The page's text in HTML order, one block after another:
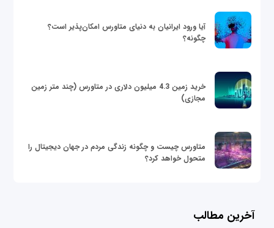
آیا ورود ایرانیان به دنیای متاورس امکان‌پذیر است؟
چگونه؟
خرید زمین 4.3 میلیون دلاری در متاورس (چند متر زمین
مجازی)
متاورس چیست و چگونه زندگی مردم در جهان دیجیتال را
متحول خواهد کرد؟
آخرین مطالب